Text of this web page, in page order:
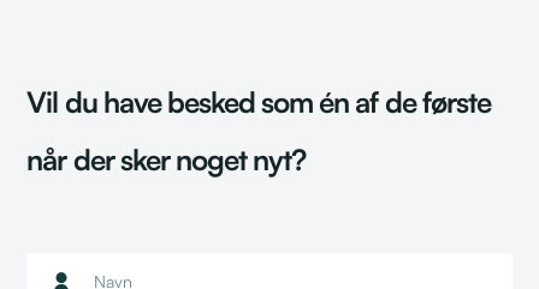
Vil du have besked som én af de første
når der sker noget nyt?